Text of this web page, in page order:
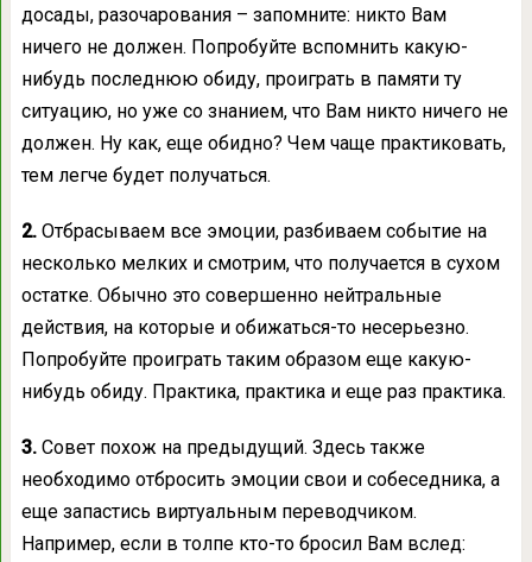
досады, разочарования – запомните: никто Вам
ничего не должен. Попробуйте вспомнить какую-
нибудь последнюю обиду, проиграть в памяти ту
ситуацию, но уже со знанием, что Вам никто ничего не
должен. Ну как, еще обидно? Чем чаще практиковать,
тем легче будет получаться.
2.Отбрасываем все эмоции, разбиваем событие на
несколько мелких и смотрим, что получается в сухом
остатке. Обычно это совершенно нейтральные
действия, на которые и обижаться-то несерьезно.
Попробуйте проиграть таким образом еще какую-
нибудь обиду. Практика, практика и еще раз практика.
3.Совет похож на предыдущий. Здесь также
необходимо отбросить эмоции свои и собеседника, а
еще запастись виртуальным переводчиком.
Например, если в толпе кто-то бросил Вам вслед: